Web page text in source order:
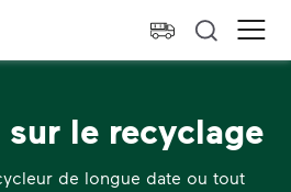
sur le recyclage
de longue date ou tout